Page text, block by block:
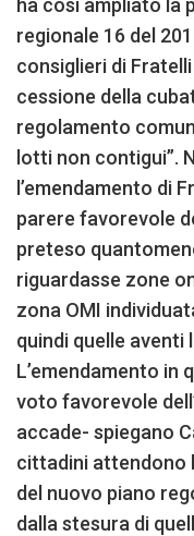
ha così ampliato la
regionale 16 del
consiglieri di
cessione della
regolamento
lotti non contigui”.
l’emendamento di
parere favorevole
preteso
riguardasse zone
zona OMI
quindi quelle
L’emendamento in
voto favorevole
accade- spiegano
cittadini attendono
del nuovo piano
dalla stesura di